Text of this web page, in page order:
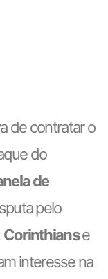
de contratar o
do
de
pelo
Corinthianse
interesse na